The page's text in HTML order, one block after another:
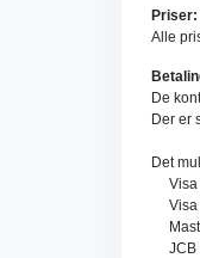
Priser:
Alle
De
Der er
Det
Visa
Visa
JCB